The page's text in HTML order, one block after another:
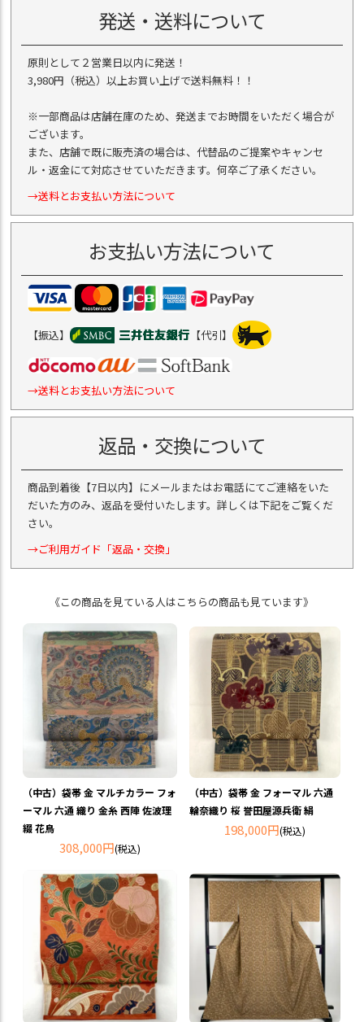
発送・送料について
原則として２営業日以内に発送！
3,980円（税込）以上お買い上げで送料無料！！
※一部商品は店舗在庫のため、発送までお時間をいただく場合が
ございます。
また、店舗で既に販売済の場合は、代替品のご提案やキャンセ
ル・返金にて対応させていただきます。何卒ご了承ください。
→送料とお支払い方法について
お支払い方法について
【振込】 【代引】
→送料とお支払い方法について
返品・交換について
商品到着後【7日以内】にメールまたはお電話にてご連絡をいた
だいた方のみ、返品を受付いたします。詳しくは下記をご覧くだ
さい。
→ご利用ガイド「返品・交換」
《この商品を見ている人はこちらの商品も見ています》
（中古）袋帯 金 マルチカラー フォ
ーマル 六通 織り 金糸 西陣 佐波理
綴 花鳥
308,000円(税込)
（中古）袋帯 金 フォーマル 六通
輪奈織り 桜 誉田屋源兵衛 絹
198,000円(税込)